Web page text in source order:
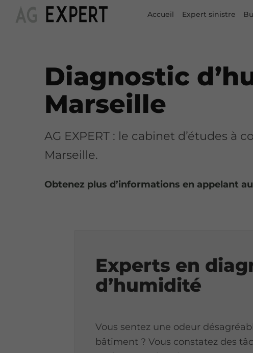
Accueil Expert sinistre
Diagnostic
Marseille
AG EXPERT : le cabinet d’études
Marseille.
Obtenez plus d’informations en appelant au
Experts en
d’humidité
Vous sentez une odeur
bâtiment ? Vous constatez des